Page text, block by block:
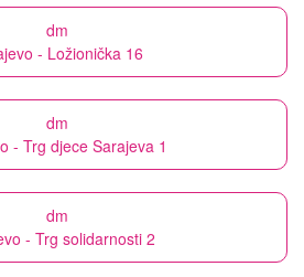
dm
- Ložionička 16
dm
- Trg djece Sarajeva 1
dm
- Trg solidarnosti 2